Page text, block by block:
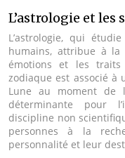
L’astrologie et les
L’astrologie, qui
humains, attribue à
émotions et les
zodiaque est associé
Lune au moment de
déterminante pour
discipline non
personnes à la
personnalité et leur